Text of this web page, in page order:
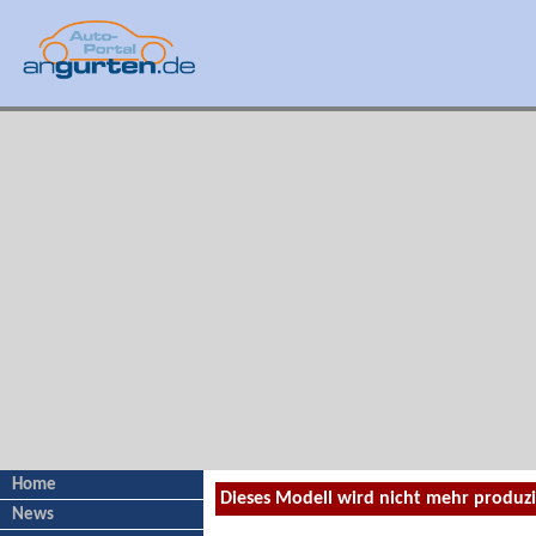
Home
News
Dieses Modell wird nicht mehr